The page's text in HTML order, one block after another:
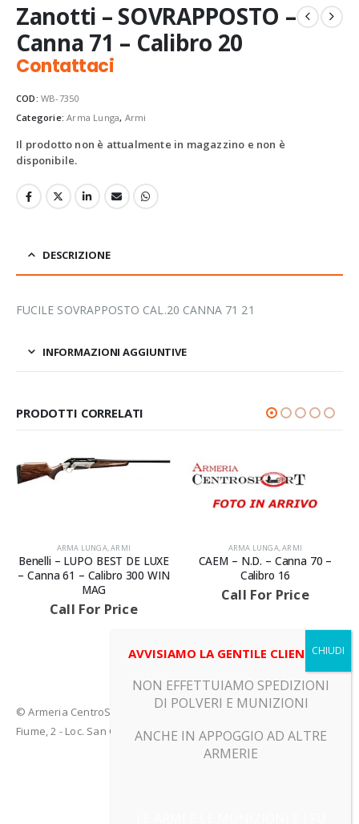
Zanotti – SOVRAPPOSTO –
Canna 71 – Calibro 20
Contattaci
COD: WB-7350
Categorie:Arma Lunga, Armi
Il prodotto non è attualmente in magazzino e non è
disponibile.
DESCRIZIONE
FUCILE SOVRAPPOSTO CAL.20 CANNA 71 21
INFORMAZIONI AGGIUNTIVE
PRODOTTI CORRELATI
ARMA LUNGA,ARMI
Benelli – LUPO BEST DE LUXE
– Canna 61 – Calibro 300 WIN
MAG
Call For Price
ARMA LUNGA,ARMI
CAEM – N.D. – Canna 70 –
Calibro 16
Call For Price
© Armeria CentroSport 31029 VITTORIO VENETO (TV) - Piazza
Fiume, 2 - Loc. San Giacomo di Veglia (TV)
AVVISIAMO LA GENTILE CLIENTELA
NON EFFETTUIAMO SPEDIZIONI
DI POLVERI E MUNIZIONI
ANCHE IN APPOGGIO AD ALTRE
ARMERIE